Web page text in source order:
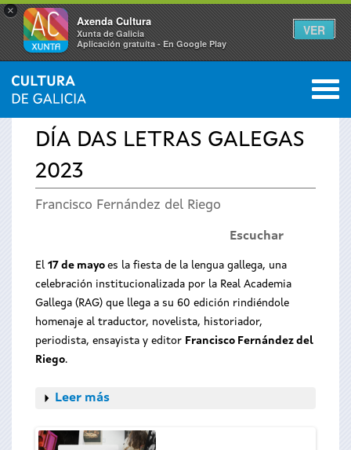
×
Axenda Cultura
Xunta de Galicia
Aplicación gratuíta - En Google Play
VER
Se
usted
INICIO › TEMAS 0
DÍA DAS LETRAS GALEGAS
2023
Francisco Fernández del Riego
Escuchar
El 17 de mayo es la fiesta de la lengua gallega, una
celebración institucionalizada por la Real Academia
Gallega (RAG) que llega a su 60 edición rindiéndole
homenaje al traductor, novelista, historiador,
periodista, ensayista y editor Francisco Fernández del
Riego.
Leer más